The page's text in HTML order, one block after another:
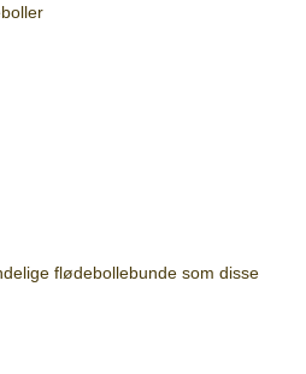
flødebollebunde som disse